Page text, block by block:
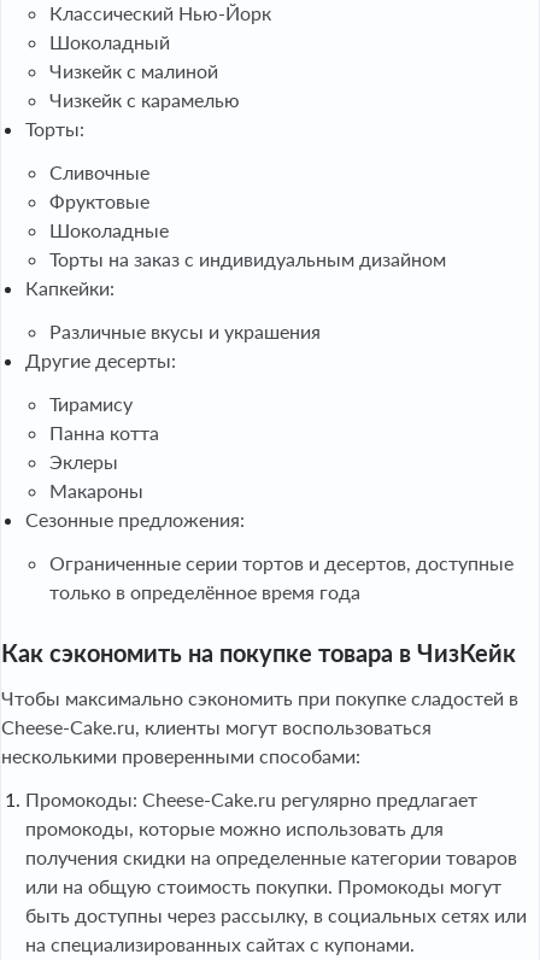
Классический Нью-Йорк
Шоколадный
Чизкейк с малиной
Чизкейк с карамелью
Торты:
Сливочные
Фруктовые
Шоколадные
Торты на заказ с индивидуальным дизайном
Капкейки:
Различные вкусы и украшения
Другие десерты:
Тирамису
Панна котта
Эклеры
Макароны
Сезонные предложения:
Ограниченные серии тортов и десертов, доступные
только в определённое время года
Как сэкономить на покупке товара в ЧизКейк
Чтобы максимально сэкономить при покупке сладостей в
Cheese-Cake.ru, клиенты могут воспользоваться
несколькими проверенными способами:
Промокоды: Cheese-Cake.ru регулярно предлагает
промокоды, которые можно использовать для
получения скидки на определенные категории товаров
или на общую стоимость покупки. Промокоды могут
быть доступны через рассылку, в социальных сетях или
на специализированных сайтах с купонами.